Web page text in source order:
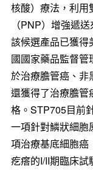
核酸）療法，利用
（PNP）增強遞
該候選產品已獲得
國國家藥品監督
於治療膽管癌、
還獲得了治療膽管
格。STP705目前
一項針對鱗狀細
項治療基底細胞癌
疙瘩的I/II期臨床